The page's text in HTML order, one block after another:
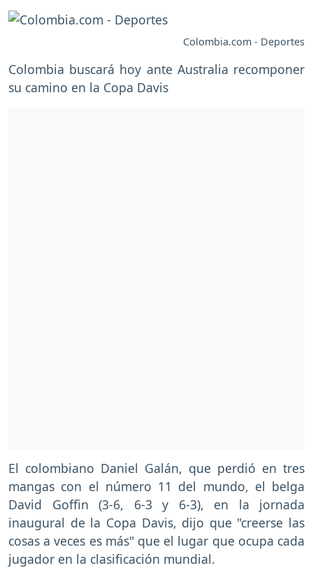
Colombia.com - Deportes
Colombia buscará hoy ante Australia recomponer
su camino en la Copa Davis
El colombiano Daniel Galán, que perdió en tres
mangas con el número 11 del mundo, el belga
David Goffin (3-6, 6-3 y 6-3), en la jornada
inaugural de la Copa Davis, dijo que "creerse las
cosas a veces es más" que el lugar que ocupa cada
jugador en la clasificación mundial.